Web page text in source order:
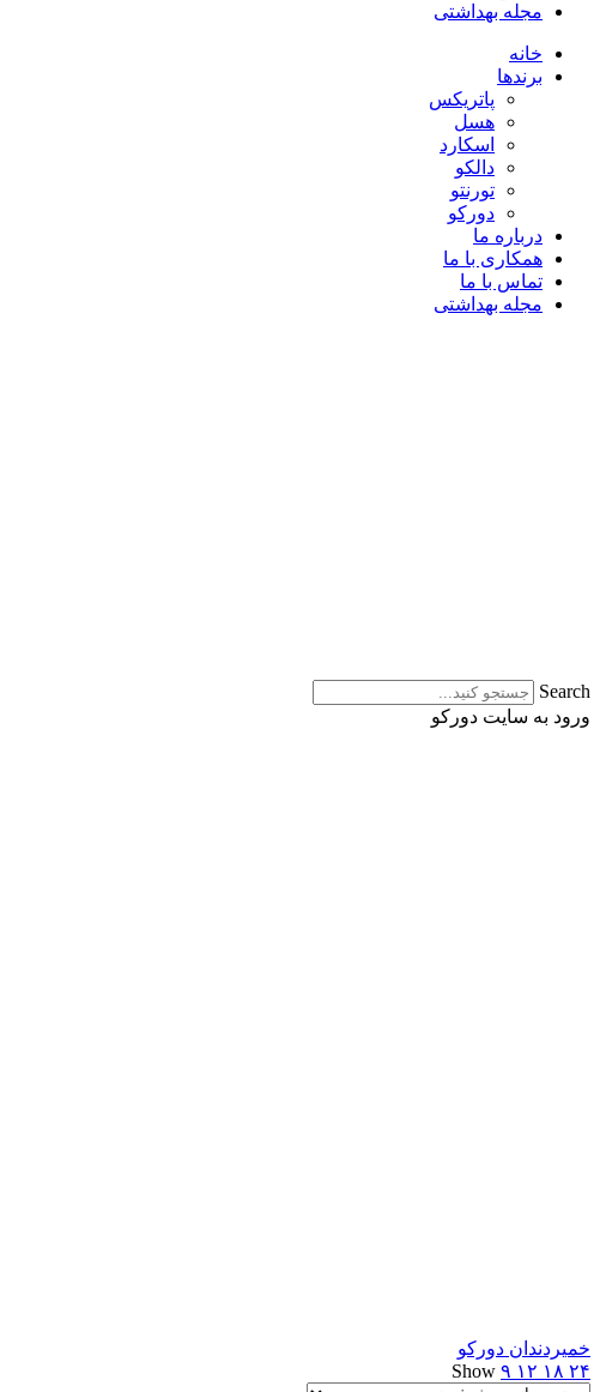
مجله بهداشتی
خانه
برندها
پاتریکس
هسل
اسکارد
دالکو
تورنتو
دورکو
درباره ما
همکاری با ما
تماس با ما
مجله بهداشتی
Search
ورود به سایت دورکو
خمیردندان دورکو
Show ۹ ۱۲ ۱۸ ۲۴